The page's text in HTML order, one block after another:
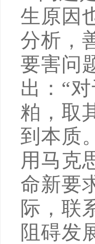
生原因
分析，
要害问
出：“
粕，取
到本质
用马克
命新要
际，联
阻碍发